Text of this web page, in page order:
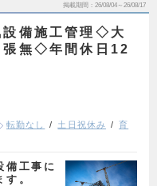
掲載期間 26/08/04～26/08/17
設備施工管理◇大
張無◇年間休日12
転勤なし 土日祝休み
育
備工事に
。